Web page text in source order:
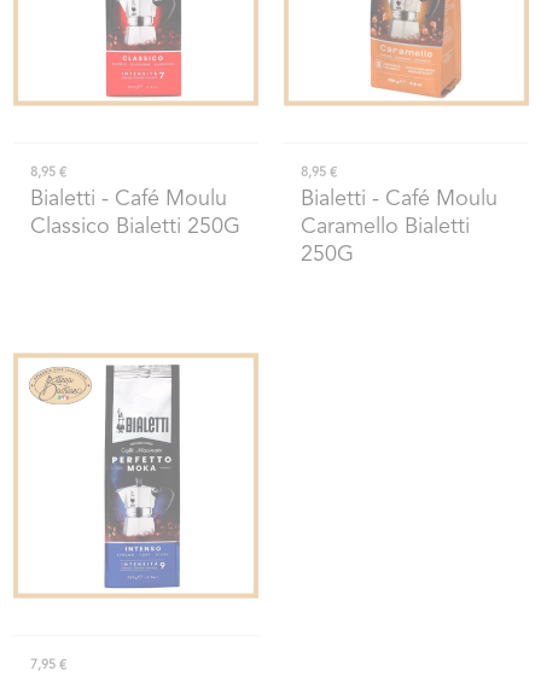
8,95 €
Bialetti - Café Moulu
Classico Bialetti 250G
8,95 €
Bialetti - Café Moulu
Caramello Bialetti
250G
7,95 €